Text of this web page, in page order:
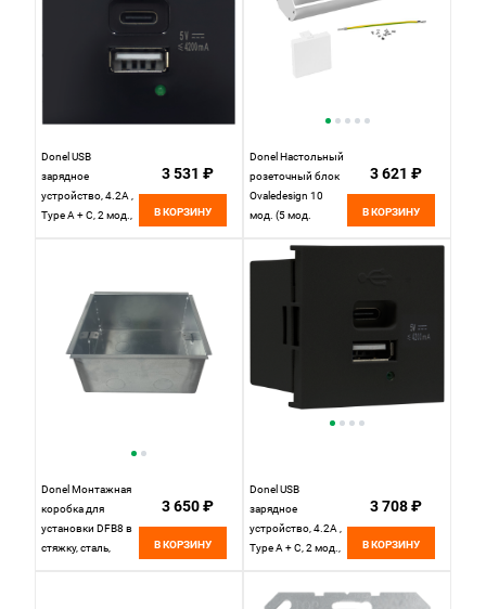
Donel USB
зарядное
устройство, 4.2A ,
Type A + C, 2 мод.,
3 531 ₽
В КОРЗИНУ
Donel Настольный
розеточный блок
Ovaledesign 10
мод. (5 мод.
3 621 ₽
В КОРЗИНУ
Donel Монтажная
коробка для
установки DFB8 в
стяжку, сталь,
3 650 ₽
В КОРЗИНУ
Donel USB
зарядное
устройство, 4.2A ,
Type A + C, 2 мод.,
DUSB4200ANF
3 708 ₽
В КОРЗИНУ